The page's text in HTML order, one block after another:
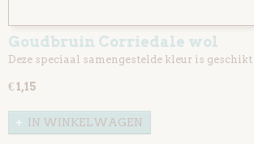
Goudbruin Corriedale wol
Deze speciaal samengestelde kleur is
€ 1,15
IN WINKELWAGEN